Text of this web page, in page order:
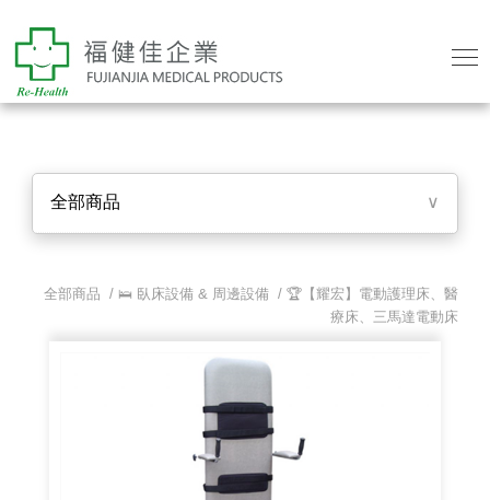
全部商品 ∨
全部商品 / 🛌 臥床設備 & 周邊設備/ 🏆【耀宏】電動護理床、醫
療床、三馬達電動床